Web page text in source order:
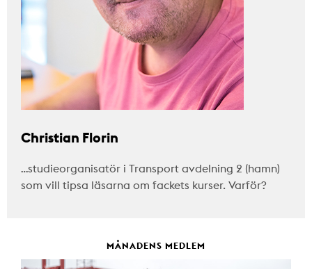
Christian Florin
…studieorganisatör i Transport avdelning 2 (hamn)
som vill tipsa läsarna om fackets kurser. Varför?
MÅNADENS MEDLEM